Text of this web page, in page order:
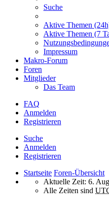
Suche
Aktive Themen
Aktive Themen (7
Impressum
Makro-Forum
Foren
Mitglieder
Das Team
FAQ
Anmelden
Registrieren
Suche
Anmelden
Registrieren
Startseite Foren-Übersicht
Aktuelle Zeit: 6.
Alle Zeiten sind